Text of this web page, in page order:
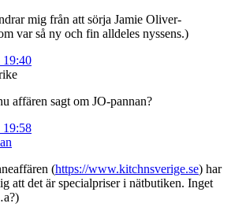
mig från att sörja Jamie Oliver-
var så ny och fin alldeles nyssens.)
19:40
affären sagt om JO-pannan?
19:58
(https://www.kitchnsverige.se) har
att det är specialpriser i nätbutiken. Inget